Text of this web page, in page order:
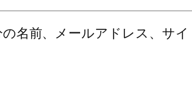
名前、メールアドレス、サイ